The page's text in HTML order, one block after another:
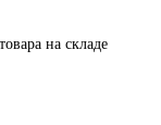
на складе